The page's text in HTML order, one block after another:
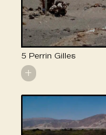
5 Perrin Gilles
+